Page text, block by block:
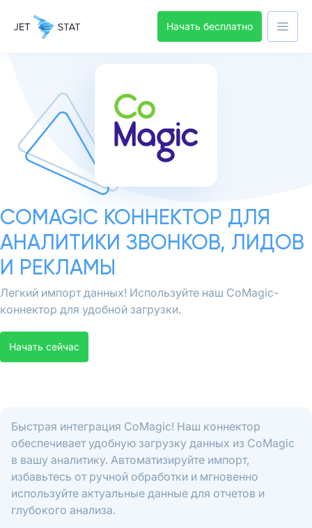
Начать бесплатно
COMAGIC КОННЕКТОР ДЛЯ
АНАЛИТИКИ ЗВОНКОВ, ЛИДОВ
И РЕКЛАМЫ
Легкий импорт данных! Используйте наш CoMagic-
коннектор для удобной загрузки.
Начать сейчас
Быстрая интеграция CoMagic! Наш коннектор
обеспечивает удобную загрузку данных из CoMagic
в вашу аналитику. Автоматизируйте импорт,
избавьтесь от ручной обработки и мгновенно
используйте актуальные данные для отчетов и
глубокого анализа.